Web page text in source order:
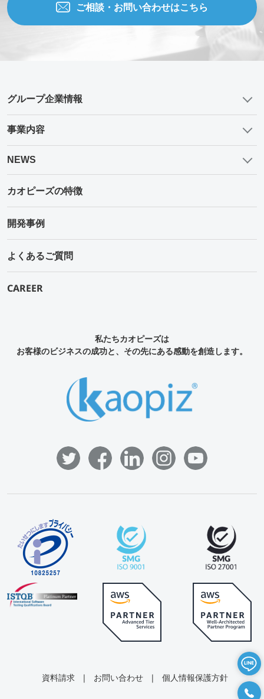
ご相談・お問い合わせはこちら
グループ企業情報
事業内容
NEWS
カオピーズの特徴
開発事例
よくあるご質問
CAREER
私たちカオピーズは
お客様のビジネスの成功と、その先にある感動を創造します。
資料請求 | お問い合わせ | 個人情報保護方針